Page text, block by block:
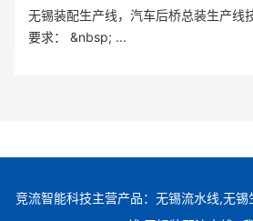
无锡装配生产线，汽车后桥总装生产线
要求： &nbsp; ...
竞流智能科技主营产品：无锡流水线,无